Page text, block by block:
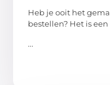
Heb je ooit het
bestellen? Het is
...